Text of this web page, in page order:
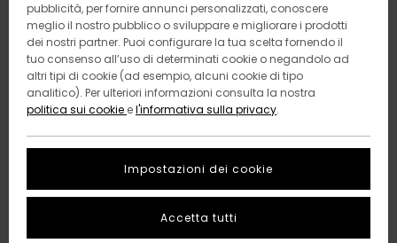
pubblicità, per fornire annunci personalizzati, conoscere
meglio il nostro pubblico o sviluppare e migliorare i prodotti
dei nostri partner. Puoi configurare la tua scelta fornendo il
tuo consenso all’uso di determinati cookie o negandolo ad
altri tipi di cookie (ad esempio, alcuni cookie di tipo
analitico). Per ulteriori informazioni consulta la nostra
politica sui cookie el'informativa sulla privacy.
Impostazioni dei cookie
Accetta tutti